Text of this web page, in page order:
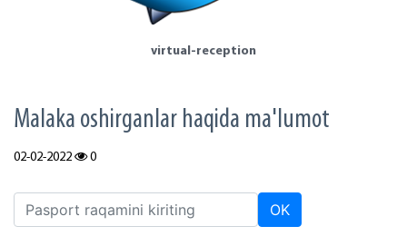
virtual-reception
Malaka oshirganlar haqida ma'lumot
02-02-2022 0